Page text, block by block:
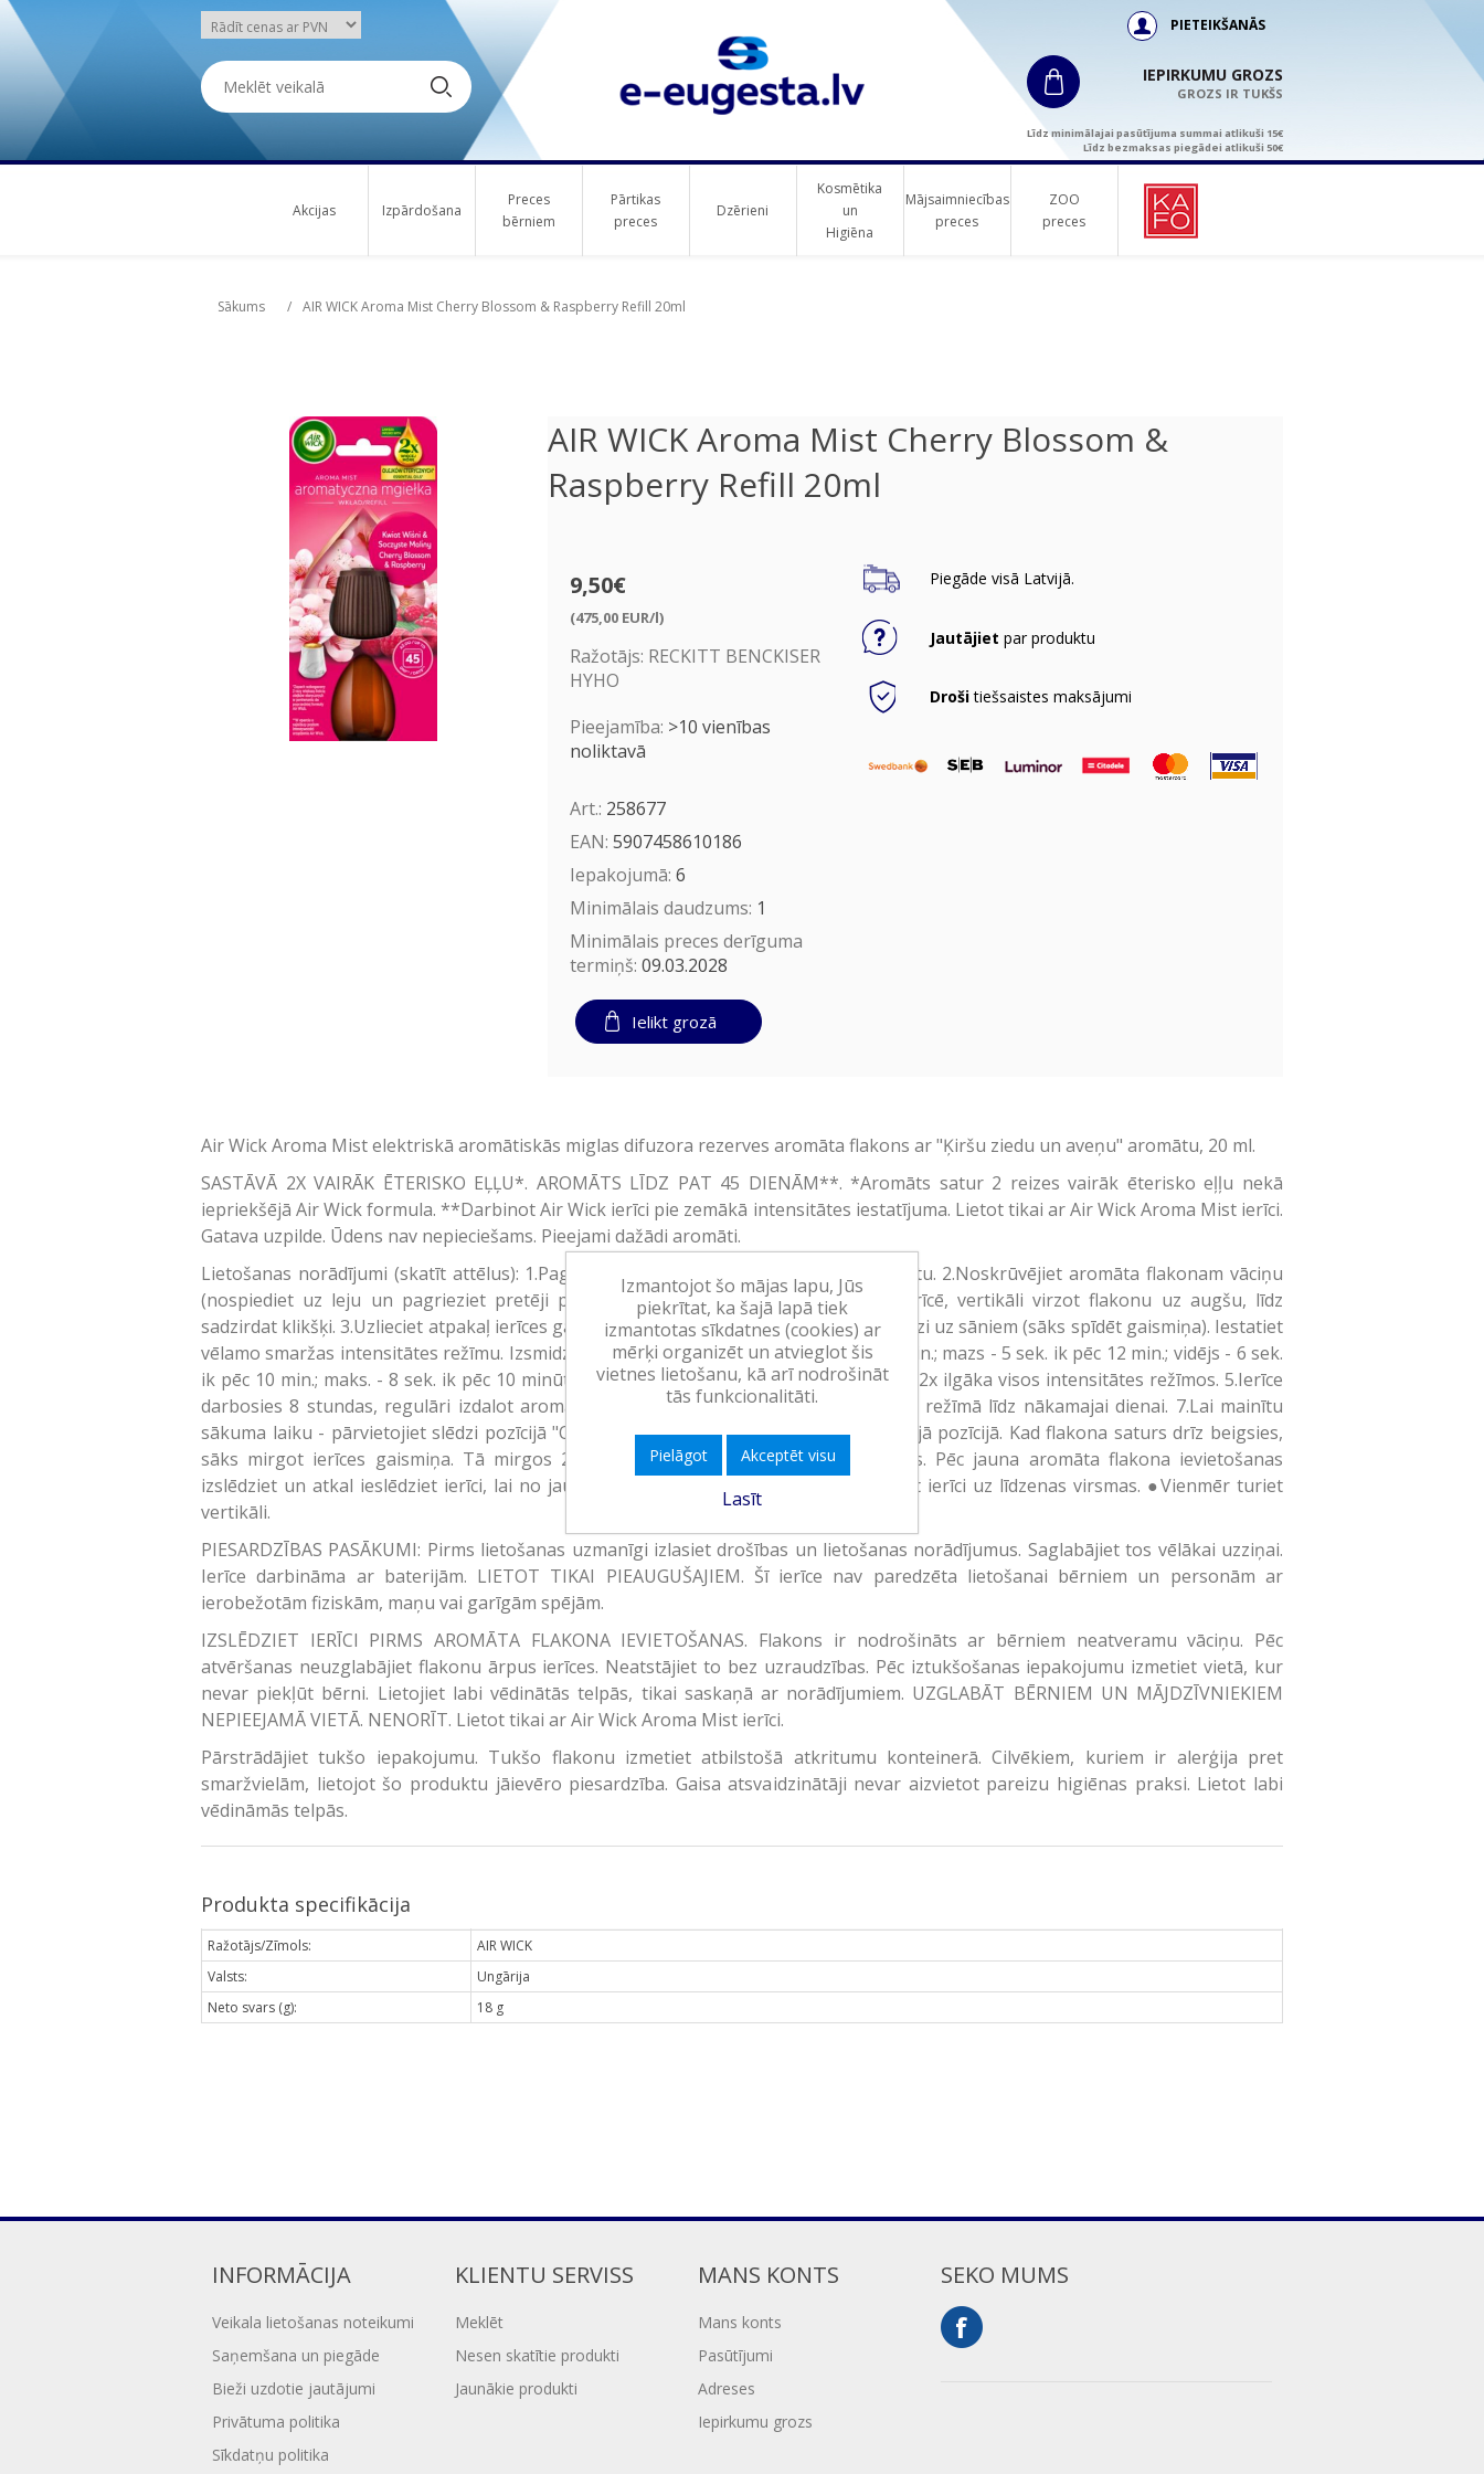
PIETEIKŠANĀS
IEPIRKUMU GROZS
GROZS IR TUKŠS
Līdz minimālajai pasūtījuma summai atlikuši 15€
Līdz bezmaksas piegādei atlikuši 50€
Akcijas Izpārdošana
Preces
bērniem
Pārtikas
preces
Dzērieni
Kosmētika
un
Higiēna
Mājsaimniecības
preces
ZOO
preces
Sākums / AIR WICK Aroma Mist Cherry Blossom & Raspberry Refill 20ml
AIR WICK Aroma Mist Cherry Blossom &
Raspberry Refill 20ml
9,50€
(475,00 EUR/l)
Ražotājs: RECKITT BENCKISER
HYHO
Pieejamība: >10 vienības
noliktavā
Art.: 258677
EAN: 5907458610186
Iepakojumā: 6
Minimālais daudzums: 1
Minimālais preces derīguma
termiņš: 09.03.2028
Ielikt grozā
Piegāde visā Latvijā.
Jautājiet par produktu
Drošitiešsaistes maksājumi
Air Wick Aroma Mist elektriskā aromātiskās miglas difuzora rezerves aromāta flakons ar "Ķiršu ziedu un aveņu" aromātu, 20 ml.
SASTĀVĀ 2X VAIRĀK ĒTERISKO EĻĻU*. AROMĀTS LĪDZ PAT 45 DIENĀM**. *Aromāts satur 2 reizes vairāk ēterisko eļļu nekā
iepriekšējā Air Wick formula. **Darbinot Air Wick ierīci pie zemākā intensitātes iestatījuma. Lietot tikai ar Air Wick Aroma Mist ierīci.
Gatava uzpilde. Ūdens nav nepieciešams. Pieejami dažādi aromāti.
Lietošanas norādījumi (skatīt attēlus): 1.Pagrieziet ierīces galveno daļu, lai to noņemtu. 2.Noskrūvējiet aromāta flakonam vāciņu
(nospiediet uz leju un pagrieziet pretēji pulksteņrādītāja virzienam). Ielieciet to ierīcē, vertikāli virzot flakonu uz augšu, līdz
sadzirdat klikšķi. 3.Uzlieciet atpakaļ ierīces galveno daļu. 4.Ieslēdziet ierīci, pavirzot slēdzi uz sāniem (sāks spīdēt gaismiņa). Iestatiet
vēlamo smaržas intensitātes režīmu. Izsmidzināšanas režīmi: Zems - 4 sek. ik pēc 17 min.; mazs - 5 sek. ik pēc 12 min.; vidējs - 6 sek.
ik pēc 10 min.; maks. - 8 sek. ik pēc 10 minūtēm. Katra režīma pirmā izsmidzināšana ir 2x ilgāka visos intensitātes režīmos. 5.Ierīce
darbosies 8 stundas, regulāri izdalot aromātu, pēc tam pāries 16 stundu gaidīšanas režīmā līdz nākamajai dienai. 7.Lai mainītu
sākuma laiku - pārvietojiet slēdzi pozīcijā "OFF" un pēc tam ieslēdziet to "ON" vēlamajā pozīcijā. Kad flakona saturs drīz beigsies,
sāks mirgot ierīces gaismiņa. Tā mirgos 24 stundas līdz flakons būs pilnībā tukšs. Pēc jauna aromāta flakona ievietošanas
izslēdziet un atkal ieslēdziet ierīci, lai no jauna uzstādītu laika skaitītāju. ●Novietojiet ierīci uz līdzenas virsmas. ●Vienmēr turiet
vertikāli.
PIESARDZĪBAS PASĀKUMI: Pirms lietošanas uzmanīgi izlasiet drošības un lietošanas norādījumus. Saglabājiet tos vēlākai uzziņai.
Ierīce darbināma ar baterijām. LIETOT TIKAI PIEAUGUŠAJIEM. Šī ierīce nav paredzēta lietošanai bērniem un personām ar
ierobežotām fiziskām, maņu vai garīgām spējām.
IZSLĒDZIET IERĪCI PIRMS AROMĀTA FLAKONA IEVIETOŠANAS. Flakons ir nodrošināts ar bērniem neatveramu vāciņu. Pēc
atvēršanas neuzglabājiet flakonu ārpus ierīces. Neatstājiet to bez uzraudzības. Pēc iztukšošanas iepakojumu izmetiet vietā, kur
nevar piekļūt bērni. Lietojiet labi vēdinātās telpās, tikai saskaņā ar norādījumiem. UZGLABĀT BĒRNIEM UN MĀJDZĪVNIEKIEM
NEPIEEJAMĀ VIETĀ. NENORĪT. Lietot tikai ar Air Wick Aroma Mist ierīci.
Pārstrādājiet tukšo iepakojumu. Tukšo flakonu izmetiet atbilstošā atkritumu konteinerā. Cilvēkiem, kuriem ir alerģija pret
smaržvielām, lietojot šo produktu jāievēro piesardzība. Gaisa atsvaidzinātāji nevar aizvietot pareizu higiēnas praksi. Lietot labi
vēdināmās telpās.
Produkta specifikācija
Ražotājs/Zīmols:
AIR WICK
Valsts:
Ungārija
Neto svars (g):
18 g
INFORMĀCIJA
Veikala lietošanas noteikumi
Saņemšana un piegāde
Bieži uzdotie jautājumi
Privātuma politika
Sīkdatņu politika
KLIENTU SERVISS
Meklēt
Nesen skatītie produkti
Jaunākie produkti
MANS KONTS
Mans konts
Pasūtījumi
Adreses
Iepirkumu grozs
SEKO MUMS
Izmantojot šo mājas lapu, Jūs
piekrītat, ka šajā lapā tiek
izmantotas sīkdatnes (cookies) ar
mērķi organizēt un atvieglot šis
vietnes lietošanu, kā arī nodrošināt
tās funkcionalitāti.
Pielāgot Akceptēt visu
Lasīt